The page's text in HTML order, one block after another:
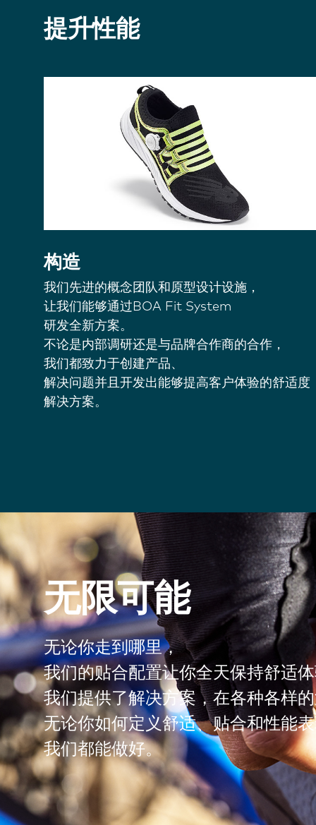
提升性能
构造
我们先进的概念团队和原型设计设施，
让我们能够通过BOA Fit System
研发全新方案。
不论是内部调研还是与品牌合作商的合作，
我们都致力于创建产品、
解决问题并且开发出能够提高客户体验的舒适度
解决方案。
无限可能
无论你走到哪里，
我们的贴合配置让你全天保持舒适体
我们提供了解决方案，在各种各样
无论你如何定义舒适、贴合和性能
我们都能做好。